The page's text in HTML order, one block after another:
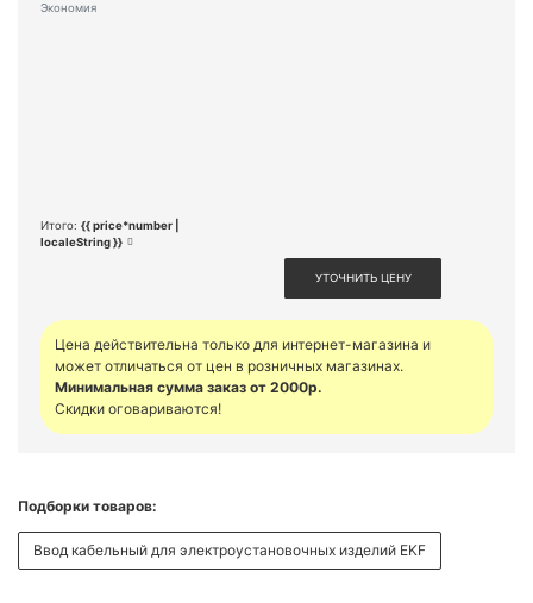
Экономия
Итого: {{ price*number |
localeString }}
УТОЧНИТЬ ЦЕНУ
Цена действительна только для интернет-магазина и
может отличаться от цен в розничных магазинах.
Минимальная сумма заказ от 2000р.
Скидки оговариваются!
Подборки товаров:
Ввод кабельный для электроустановочных изделий EKF